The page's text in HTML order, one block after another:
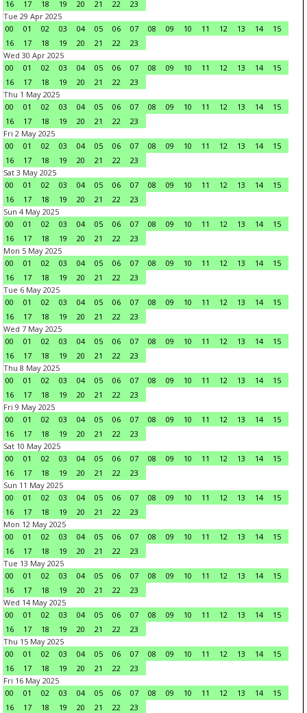
16 17 18 19 20 21 22
23
Tue 29 Apr 2025
00
01 02 03 04 05 06 07 08 09 10 11 12 13 14
15
16
17 18 19 20 21 22
23
Wed 30 Apr 2025
00
01 02 03 04 05 06 07 08 09 10 11 12 13 14
15
16
17 18 19 20 21 22
23
Thu 1 May 2025
00
01 02 03 04 05 06 07 08 09 10 11 12 13 14
15
16
17 18 19 20 21 22
23
Fri 2 May 2025
00
01 02 03 04 05 06 07 08 09 10 11 12 13 14
15
16
17 18 19 20 21 22
23
Sat 3 May 2025
00
01 02 03 04 05 06 07 08 09 10 11 12 13 14
15
16
17 18 19 20 21 22
23
Sun 4 May 2025
00
01 02 03 04 05 06 07 08 09 10 11 12 13 14
15
16
17 18 19 20 21 22
23
Mon 5 May 2025
00
01 02 03 04 05 06 07 08 09 10 11 12 13 14
15
16
17 18 19 20 21 22
23
Tue 6 May 2025
00
01 02 03 04 05 06 07 08 09 10 11 12 13 14
15
16
17 18 19 20 21 22
23
Wed 7 May 2025
00
01 02 03 04 05 06 07 08 09 10 11 12 13 14
15
16
17 18 19 20 21 22
23
Thu 8 May 2025
00
01 02 03 04 05 06 07 08 09 10 11 12 13 14
15
16
17 18 19 20 21 22
23
Fri 9 May 2025
00
01 02 03 04 05 06 07 08 09 10 11 12 13 14
15
16
17 18 19 20 21 22
23
Sat 10 May 2025
00
01 02 03 04 05 06 07 08 09 10 11 12 13 14
15
16
17 18 19 20 21 22
23
Sun 11 May 2025
00
01 02 03 04 05 06 07 08 09 10 11 12 13 14
15
16
17 18 19 20 21 22
23
Mon 12 May 2025
00
01 02 03 04 05 06 07 08 09 10 11 12 13 14
15
16
17 18 19 20 21 22
23
Tue 13 May 2025
00
01 02 03 04 05 06 07 08 09 10 11 12 13 14
15
16
17 18 19 20 21 22
23
Wed 14 May 2025
00
01 02 03 04 05 06 07 08 09 10 11 12 13 14
15
16
17 18 19 20 21 22
23
Thu 15 May 2025
00
01 02 03 04 05 06 07 08 09 10 11 12 13 14
15
16
17 18 19 20 21 22
23
Fri 16 May 2025
00
01 02 03 04 05 06 07 08 09 10 11 12 13 14
15
16
17 18 19 20 21 22
23